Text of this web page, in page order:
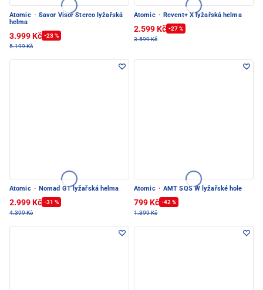
Atomic · Savor Visor Stereo lyžařská
helma
3.999 Kč -23 %
5.199 Kč
Atomic · Revent+ X lyžařská helma
2.599 Kč -27 %
3.599 Kč
Atomic · Nomad GT lyžařská helma
2.999 Kč -31 %
4.399 Kč
Atomic · AMT SQS W lyžařské hole
799 Kč -42 %
1.399 Kč